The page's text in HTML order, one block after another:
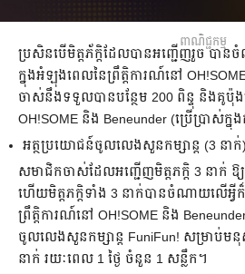
ពាណិជ្ជកម្ម
ប្រសិនបើ​មិត្តភ័ក្តិ​ដែល​បាន​អញ្ជើញ​រួច បា
ក្នុង​អំឡុង​ពេល​នៃព្រឹត្តិការណ៍នៅ
ចាស់​នឹង​ទទួល​បាន​បន្ថែម 200 ពិន្ទុ និងគូប៉ុង
OH!SOME និង Beneunder (ប្រើប្រាស់​ក្
អត្ថប្រយោជន៍​ចូល​លេង​សួន​កម្សាន្ត (3 នាក់
សមាជិក​ចាស់​ដែល​អញ្ជើញ​មិត្តភក្តិ 3 នាក់
ហើយ​មិត្តភក្តិ​ទាំង 3 នាក់​បាន​​​ចំណាយលើ​អ្វី​
ព្រឹត្តិការណ៍​នៅ OH!SOME និង
ចូល​លេង​សួន​កម្សាន្ត FuniFun! សម្រាប់​មនុ
នាក់ រយៈពេល 1 ថ្ងៃ ចំនួន 1 សន្លឹក។